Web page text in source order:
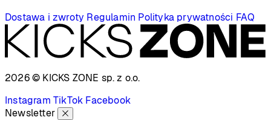
Dostawa i zwroty Regulamin Polityka prywatności FAQ
2026 © KICKS ZONE sp. z o.o.
Instagram TikTok Facebook
Newsletter